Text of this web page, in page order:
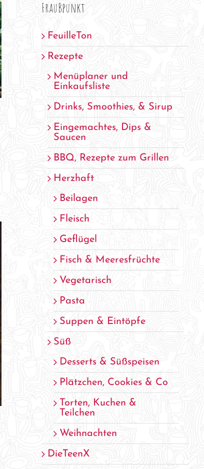
FrauBpunkt
FeuilleTon
Rezepte
Menüplaner und
Einkaufsliste
Drinks, Smoothies, & Sirup
Eingemachtes, Dips &
Saucen
BBQ, Rezepte zum Grillen
Herzhaft
Beilagen
Fleisch
Geflügel
Fisch & Meeresfrüchte
Vegetarisch
Pasta
Suppen & Eintöpfe
Süß
Desserts & Süßspeisen
Plätzchen, Cookies & Co
Torten, Kuchen &
Teilchen
Weihnachten
DieTeenX